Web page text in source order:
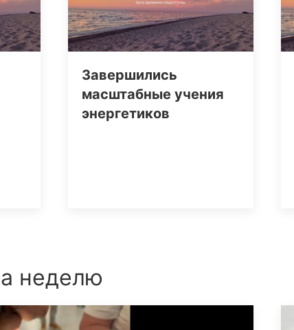
Завершились
масштабные учения
энергетиков
неделю